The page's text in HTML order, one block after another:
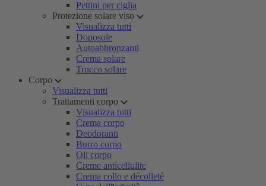
Pettini per ciglia
Protezione solare viso
Visualizza tutti
Doposole
Autoabbronzanti
Crema solare
Trucco solare
Corpo
Visualizza tutti
Trattamenti corpo
Visualizza tutti
Crema corpo
Deodoranti
Burro corpo
Oli corpo
Creme anticellulite
Crema collo e décolleté